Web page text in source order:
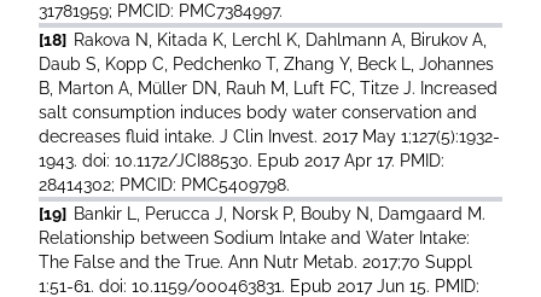
31781959; PMCID: PMC7384997.
[18] Rakova N, Kitada K, Lerchl K, Dahlmann A, Birukov A,
Daub S, Kopp C, Pedchenko T, Zhang Y, Beck L, Johannes
B, Marton A, Müller DN, Rauh M, Luft FC, Titze J. Increased
salt consumption induces body water conservation and
decreases fluid intake. J Clin Invest. 2017 May 1;127(5):1932-
1943. doi: 10.1172/JCI88530. Epub 2017 Apr 17. PMID:
28414302; PMCID: PMC5409798.
[19] Bankir L, Perucca J, Norsk P, Bouby N, Damgaard M.
Relationship between Sodium Intake and Water Intake:
The False and the True. Ann Nutr Metab. 2017;70 Suppl
1:51-61. doi: 10.1159/000463831. Epub 2017 Jun 15. PMID: